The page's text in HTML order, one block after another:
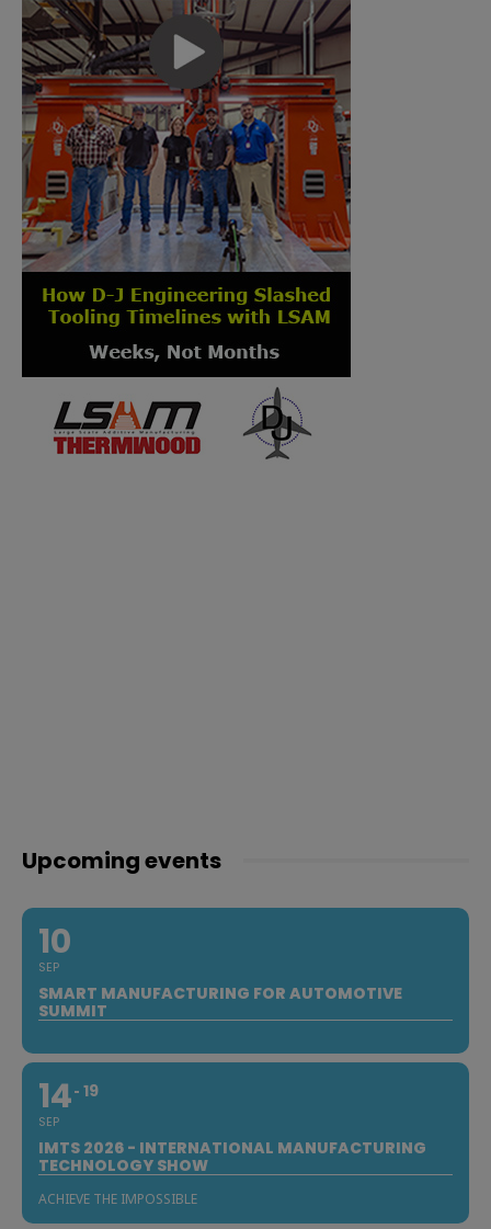
Upcoming events
10
SEP
SMART MANUFACTURING FOR AUTOMOTIVE
SUMMIT
14
SEP
19
IMTS 2026 - INTERNATIONAL MANUFACTURING
TECHNOLOGY SHOW
ACHIEVE THE IMPOSSIBLE